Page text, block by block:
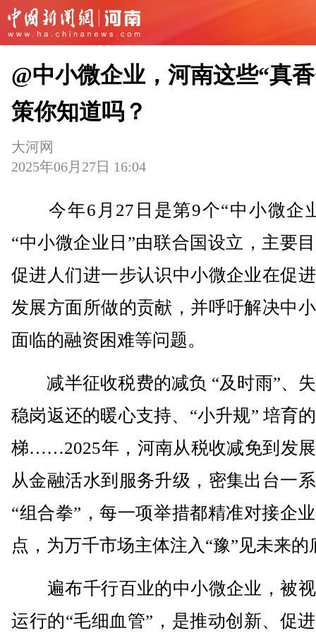
@中小微企业，河南这些“真
策你知道吗？
大河网
2025年06月27日 16:04
今年6月27日是第9个“中小微企
“中小微企业日”由联合国设立，主要
促进人们进一步认识中小微企业在促
发展方面所做的贡献，并呼吁解决中
面临的融资困难等问题。
减半征收税费的减负 “及时雨”、
稳岗返还的暖心支持、“小升规” 培育
梯……2025年，河南从税收减免到发
从金融活水到服务升级，密集出台一
“组合拳”，每一项举措都精准对接企
点，为万千市场主体注入“豫”见未来的
遍布千行百业的中小微企业，被
运行的“毛细血管”，是推动创新、促